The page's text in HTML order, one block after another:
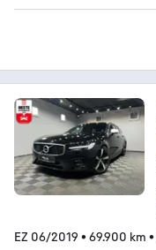
EZ 06/2019 • 69.900 km •